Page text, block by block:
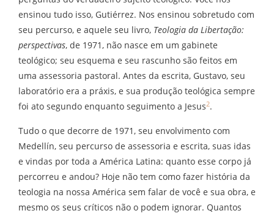
ensinou tudo isso, Gutiérrez. Nos ensinou sobretudo com
seu percurso, e aquele seu livro, Teologia da Libertação:
perspectivas, de 1971, não nasce em um gabinete
teológico; seu esquema e seu rascunho são feitos em
uma assessoria pastoral. Antes da escrita, Gustavo, seu
laboratório era a práxis, e sua produção teológica sempre
foi ato segundo enquanto seguimento a Jesus2.
Tudo o que decorre de 1971, seu envolvimento com
Medellín, seu percurso de assessoria e escrita, suas idas
e vindas por toda a América Latina: quanto esse corpo já
percorreu e andou? Hoje não tem como fazer história da
teologia na nossa América sem falar de você e sua obra, e
mesmo os seus críticos não o podem ignorar. Quantos